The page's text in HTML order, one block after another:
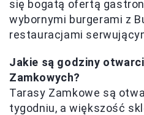
się bogatą ofertą
wybornymi burgerami z
restauracjami
Jakie są godziny
Zamkowych?
Tarasy Zamkowe są
tygodniu, a większość